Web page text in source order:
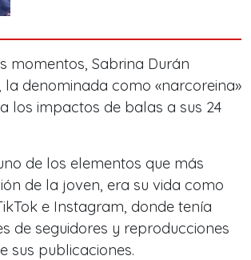
momentos, Sabrina Durán
la denominada como «narcoreina»
los impactos de balas a sus 24
de los elementos que más
de la joven, era su vida como
e Instagram, donde tenía
de seguidores y reproducciones
sus publicaciones.